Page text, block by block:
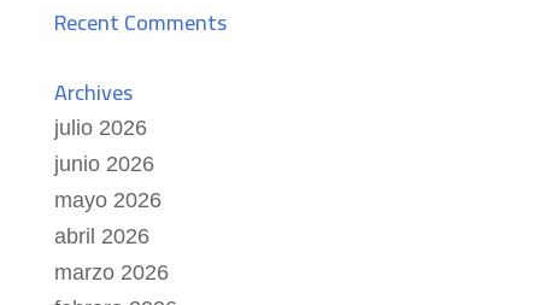
Recent Comments
Archives
julio 2026
junio 2026
mayo 2026
abril 2026
marzo 2026